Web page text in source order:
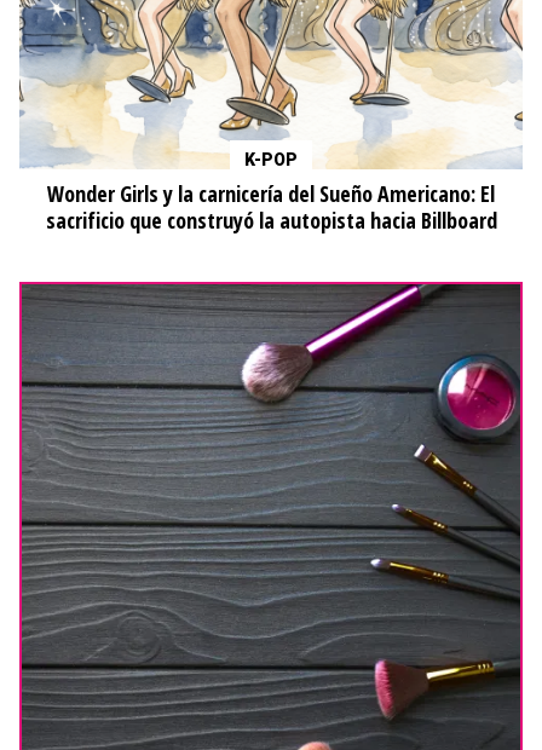
K-POP
Wonder Girls y la carnicería del Sueño Americano: El
sacrificio que construyó la autopista hacia Billboard